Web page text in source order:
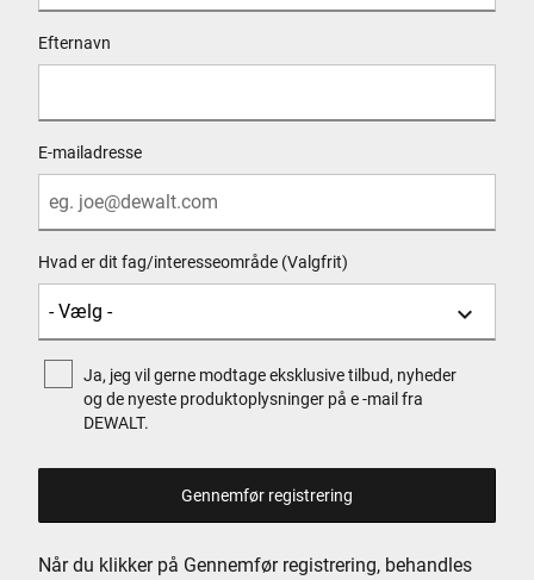
Find vej
FARVERVEJ 22
VIBORG, 8800
Find vej
10-4 VIDEBÆK
FABRIKSVEJ 1
Find vej
Efternavn
E-mailadresse
Hvad er dit fag/interesseområde (Valgfrit)
Ja, jeg vil gerne modtage eksklusive tilbud, nyheder
og de nyeste produktoplysninger på e -mail fra
DEWALT.
Når du klikker på Gennemfør registrering, behandles